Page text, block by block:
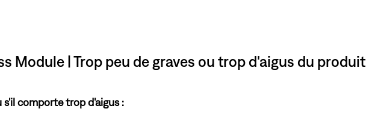
Module | Trop peu de graves ou trop d'aigus du produit
s'il comporte trop d'aigus :